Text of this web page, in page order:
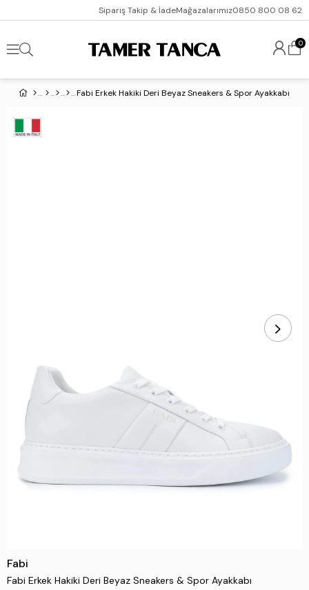
Sipariş Takip & İadeMağazalarımız0850 800 08 62
0
Fabi Erkek Hakiki Deri Beyaz Sneakers & Spor Ayakkabı
Fabi
Fabi Erkek Hakiki Deri Beyaz Sneakers & Spor Ayakkabı